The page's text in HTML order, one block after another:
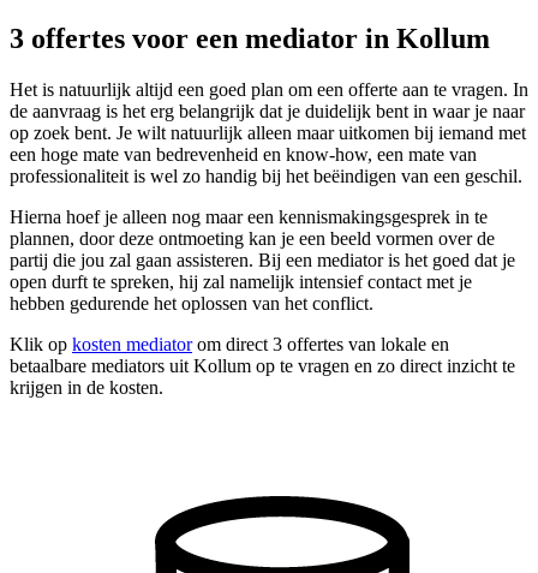
3 offertes voor een mediator in Kollum
Het is natuurlijk altijd een goed plan om een offerte aan te vragen. In
de aanvraag is het erg belangrijk dat je duidelijk bent in waar je naar
op zoek bent. Je wilt natuurlijk alleen maar uitkomen bij iemand met
een hoge mate van bedrevenheid en know-how, een mate van
professionaliteit is wel zo handig bij het beëindigen van een geschil.
Hierna hoef je alleen nog maar een kennismakingsgesprek in te
plannen, door deze ontmoeting kan je een beeld vormen over de
partij die jou zal gaan assisteren. Bij een mediator is het goed dat je
open durft te spreken, hij zal namelijk intensief contact met je
hebben gedurende het oplossen van het conflict.
Klik op kosten mediatorom direct 3 offertes van lokale en
betaalbare mediators uit Kollum op te vragen en zo direct inzicht te
krijgen in de kosten.